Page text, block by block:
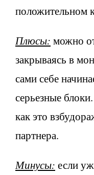
положительном
Плюсы: можно
закрываясь в
сами себе
серьезные
как это
партнера.
Минусы: если